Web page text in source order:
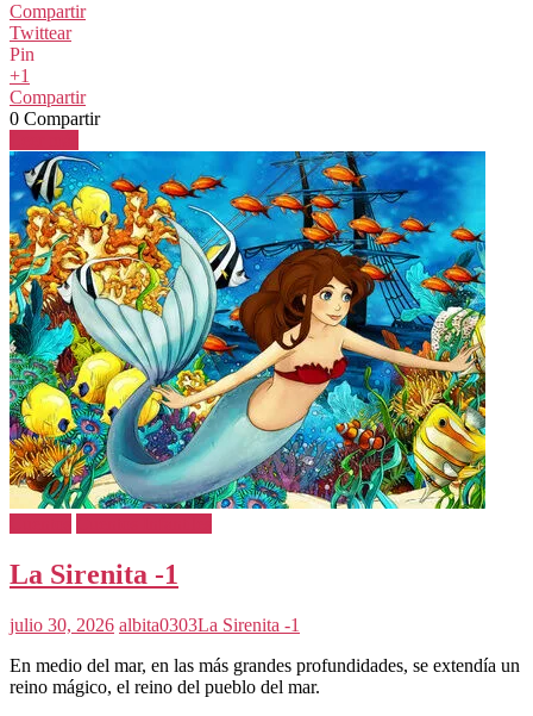
Compartir
Twittear
Pin
+1
Compartir
0 Compartir
La Sirenita -1
julio 30, 2026 albita0303La Sirenita -1
En medio del mar, en las más grandes profundidades, se extendía un
reino mágico, el reino del pueblo del mar.